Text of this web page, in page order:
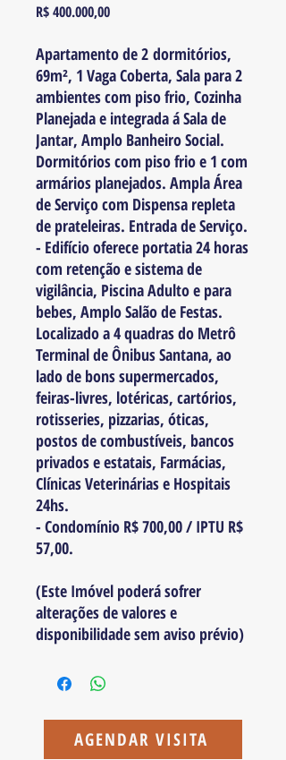
R$ 400.000,00Preço
Apartamento de 2 dormitórios,
69m², 1 Vaga Coberta, Sala para 2
ambientes com piso frio, Cozinha
Planejada e integrada á Sala de
Jantar, Amplo Banheiro Social.
Dormitórios com piso frio e 1 com
armários planejados. Ampla Área
de Serviço com Dispensa repleta
de prateleiras. Entrada de Serviço.
- Edifício oferece portatia 24 horas
com retenção e sistema de
vigilância, Piscina Adulto e para
bebes, Amplo Salão de Festas.
Localizado a 4 quadras do Metrô
Terminal de Ônibus Santana, ao
lado de bons supermercados,
feiras-livres, lotéricas, cartórios,
rotisseries, pizzarias, óticas,
postos de combustíveis, bancos
privados e estatais, Farmácias,
Clínicas Veterinárias e Hospitais
24hs.
- Condomínio R$ 700,00 / IPTU R$
57,00.
(Este Imóvel poderá sofrer
alterações de valores e
disponibilidade sem aviso prévio)
AGENDAR VISITA